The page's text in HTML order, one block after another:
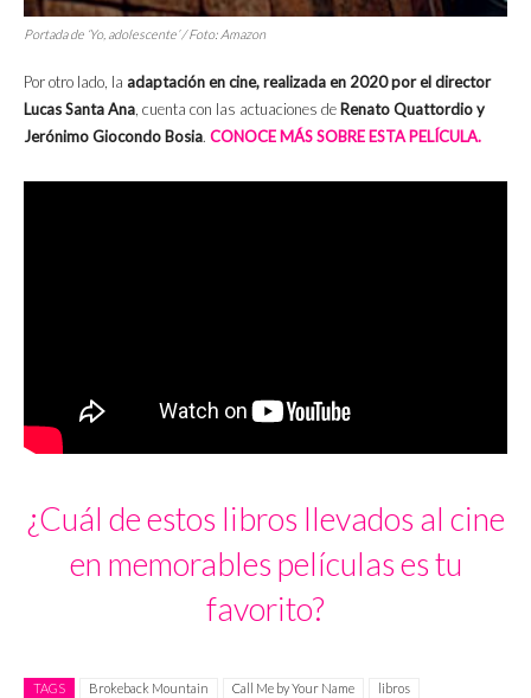
Portada de ‘Yo, adolescente’ / Foto: Amazon
Por otro lado, la adaptación en cine, realizada en 2020 por el director
Lucas Santa Ana , cuenta con las actuaciones de Renato Quattordio y
Jerónimo Giocondo Bosia. CONOCE MÁS SOBRE ESTA PELÍCULA.
¿Cuál de estos libros llevados al cine
en memorables películas es tu
favorito?
TAGS Brokeback Mountain Call Me by Your Name libros